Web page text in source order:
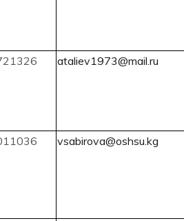
ataliev1973@mail.ru
vsabirova@oshsu.kg